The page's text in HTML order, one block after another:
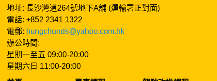
地址: 長沙灣道264號地下A舖 (運輸署正對面)
電話: +852 2341 1322
電郵: hungchunds@yahoo.com.hk
辦公時間:
星期一至五 09:00-20:00
星期六日 11:00-20:00